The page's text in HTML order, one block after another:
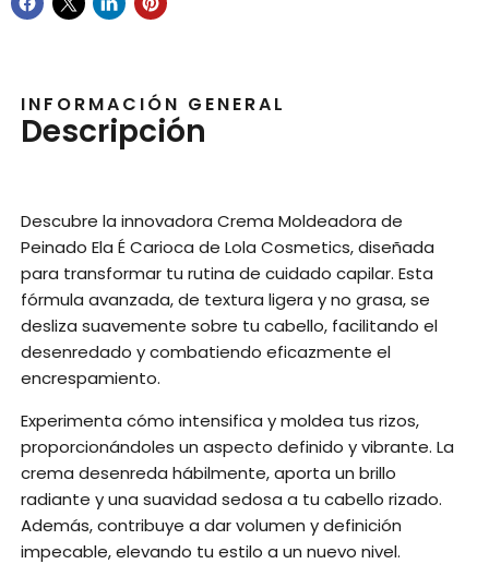
INFORMACIÓN GENERAL
Descripción
Descubre la innovadora Crema Moldeadora de
Peinado Ela É Carioca de Lola Cosmetics, diseñada
para transformar tu rutina de cuidado capilar. Esta
fórmula avanzada, de textura ligera y no grasa, se
desliza suavemente sobre tu cabello, facilitando el
desenredado y combatiendo eficazmente el
encrespamiento.
Experimenta cómo intensifica y moldea tus rizos,
proporcionándoles un aspecto definido y vibrante. La
crema desenreda hábilmente, aporta un brillo
radiante y una suavidad sedosa a tu cabello rizado.
Además, contribuye a dar volumen y definición
impecable, elevando tu estilo a un nuevo nivel.